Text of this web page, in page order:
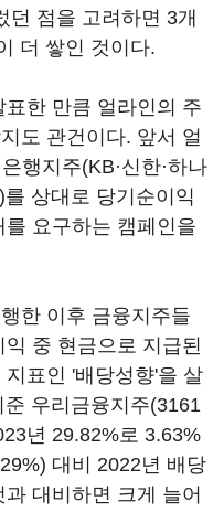
던 점을 고려하면 3개
더 쌓인 것이다.
한 만큼 얼라인의 주
도 관건이다. 앞서 얼
행지주(KB·신한·하나
를 상대로 당기순이익
요구하는 캠페인을
한 이후 금융지주들
중 현금으로 지급된
표인 '배당성향'을 살
준 우리금융지주(3161
년 29.82%로 3.63%
대비 2022년 배당
대비하면 크게 늘어